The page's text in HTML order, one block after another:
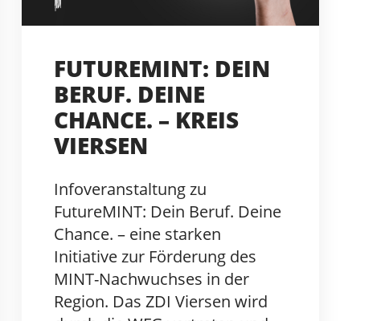
FUTUREMINT: DEIN
BERUF. DEINE
CHANCE. – KREIS
VIERSEN
Infoveranstaltung zu
FutureMINT: Dein Beruf. Deine
Chance. – eine starken
Initiative zur Förderung des
MINT-Nachwuchses in der
Region. Das ZDI Viersen wird